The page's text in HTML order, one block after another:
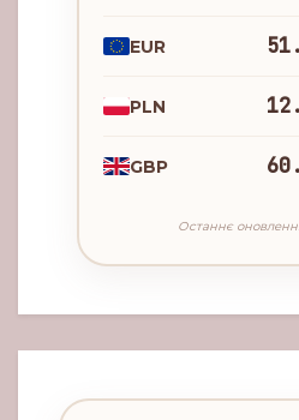
EUR
PLN
GBP
Останнє